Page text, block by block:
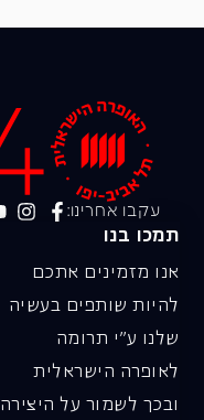
עקבו אחרינו:
תמכו בנו
אנו מזמינים אתכם
להיות שותפים בעשיה
שלנו ע"י תרומה
לאופרה הישראלית
ובכך לשמור על היצירה